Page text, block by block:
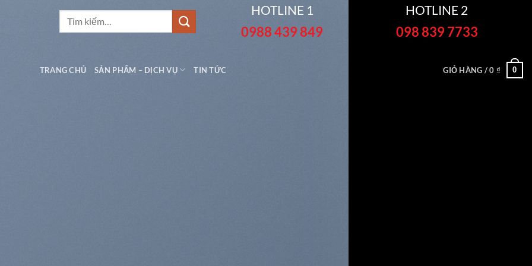
Tìm
kiếm:
HOTLINE 1
0988 439 849
HOTLINE 2
098 839 7733
TRANG CHỦ SẢN PHẨM – DỊCH VỤ TIN TỨC GIỎ HÀNG /0 ₫ 0